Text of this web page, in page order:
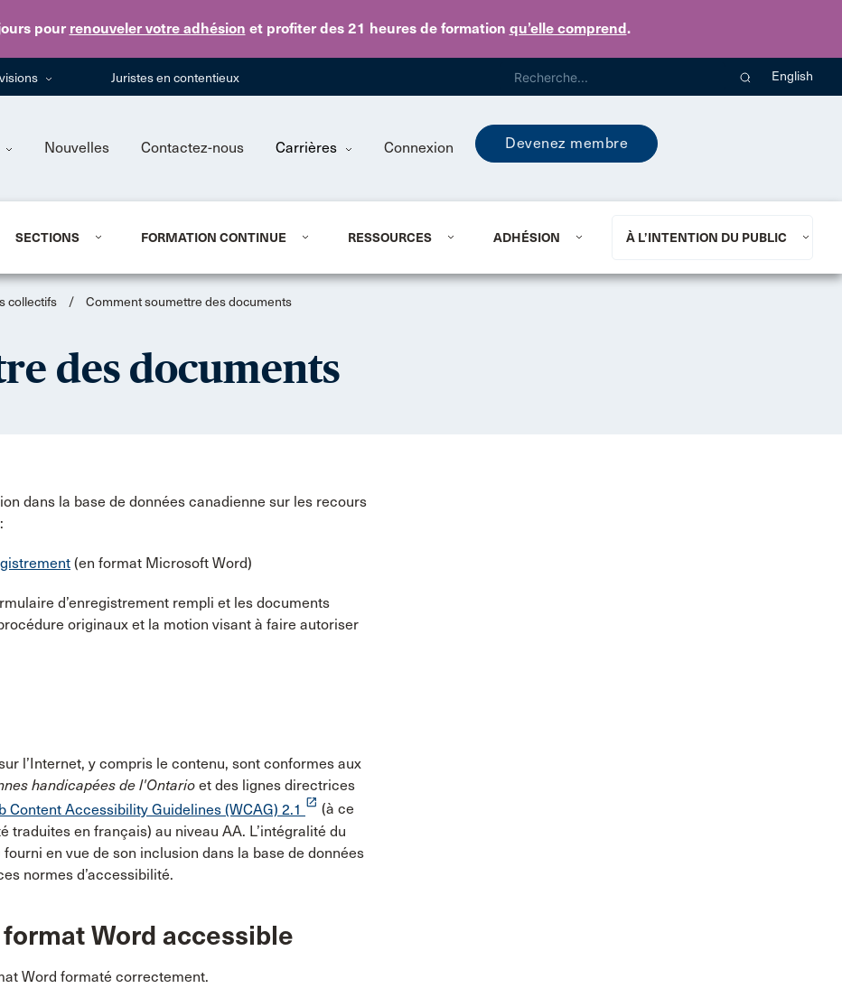
pour renouveler votre adhésion et profiter des 21 heures de formation qu’elle comprend.
Skip to main content
Juristes en contentieux English
Nouvelles Contactez-nous Carrières Connexion Devenez membre
SECTIONS FORMATION CONTINUE RESSOURCES ADHÉSION À L’INTENTION DU PUBLIC
collectifs / Comment soumettre des documents
des documents
dans la base de données canadienne sur les recours
(en format Microsoft Word)
d’enregistrement rempli et les documents
originaux et la motion visant à faire autoriser
l’Internet, y compris le contenu, sont conformes aux
handicapées de l'Ontario et des lignes directrices
Content Accessibility Guidelines (WCAG) 2.1 launch (à ce
traduites en français) au niveau AA. L’intégralité du
en vue de son inclusion dans la base de données
normes d’accessibilité.
Word accessible
Word formaté correctement.